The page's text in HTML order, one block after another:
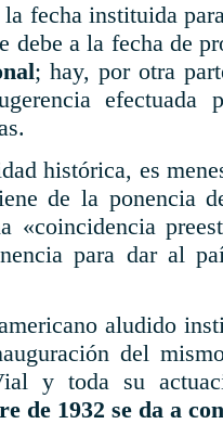
la fecha instituida
debe a la fecha de
; hay, por otra
efectuada
histórica, es
de la ponencia
«coincidencia
para dar al
aludido
del
y toda su
de 1932 se da a